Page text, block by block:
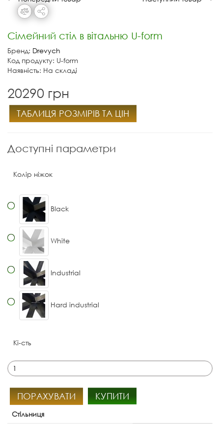
Сімейний стіл в вітальню U-form
Бренд: Drevych
Код продукту: U-form
Наявність: На складі
20290 грн
ТАБЛИЦЯ РОЗМІРІВ ТА ЦІН
Доступні параметри
Колір ніжок
Black
White
Industrial
Hard industrial
Кі-сть
ПОРАХУВАТИ КУПИТИ
Стільниця